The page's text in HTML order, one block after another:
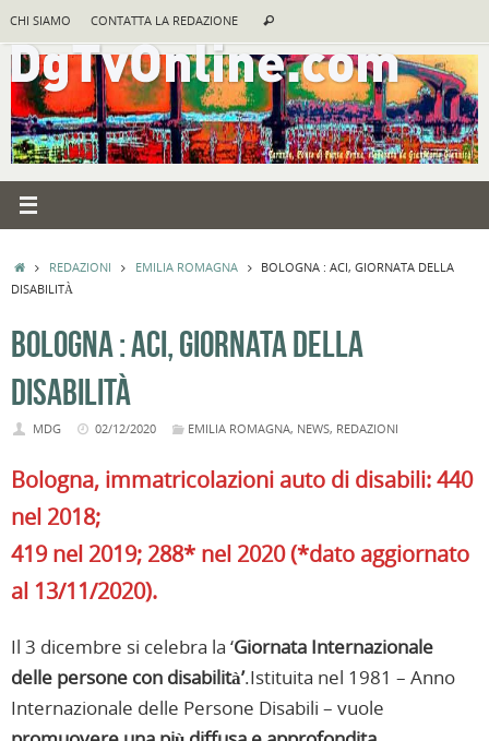
contenuto
CHI SIAMO CONTATTA LA REDAZIONE Cerca
HOMEREDAZIONI EMILIA ROMAGNA
BOLOGNA : ACI, GIORNATA DELLA
DISABILITÀ
BOLOGNA : ACI, GIORNATA DELLA
DISABILITÀ
MDG 02/12/2020 EMILIA ROMAGNA, NEWS, REDAZIONI
Bologna, immatricolazioni auto di disabili: 440
nel 2018;
419 nel 2019; 288* nel 2020 (*dato aggiornato
al 13/11/2020).
Il 3 dicembre si celebra la ‘Giornata Internazionale
delle persone con disabilità’.Istituita nel 1981 – Anno
Internazionale delle Persone Disabili – vuole